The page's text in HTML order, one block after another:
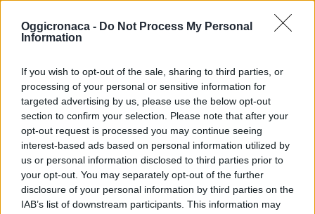
Oggicronaca - Do Not Process My Personal
Information
If you wish to opt-out of the sale, sharing to third parties, or
processing of your personal or sensitive information for
targeted advertising by us, please use the below opt-out
section to confirm your selection. Please note that after your
opt-out request is processed you may continue seeing
interest-based ads based on personal information utilized by
us or personal information disclosed to third parties prior to
your opt-out. You may separately opt-out of the further
disclosure of your personal information by third parties on the
IAB’s list of downstream participants. This information may
Condividi:
WhatsApp
Telegram
Stampa
Correlati